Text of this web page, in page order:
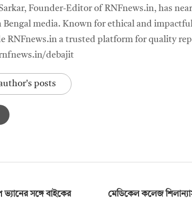
Founder-Editor of RNFnews.in, has
media. Known for ethical and
RNFnews.in a trusted platform for quality
debajit
posts
সঙ্গে বাইকের
মেডিকেল কলেজ